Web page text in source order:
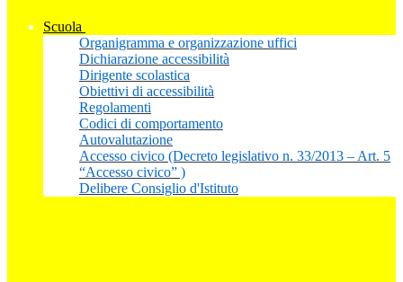
Scuola
Organigramma e organizzazione uffici
Dichiarazione accessibilità
Dirigente scolastica
Obiettivi di accessibilità
Regolamenti
Codici di comportamento
Autovalutazione
Accesso civico (Decreto legislativo n. 33/2013 – Art. 5
“Accesso civico” )
Delibere Consiglio d'Istituto